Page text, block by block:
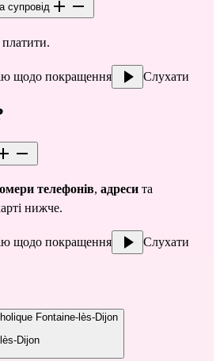
супровід
щодо покращення Слухати
телефонів, адреси
нижче.
щодо покращення Слухати
Fontaine-lès-Dijon
Dijon